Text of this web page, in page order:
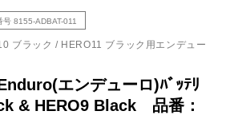
号 8155-ADBAT-011
ブラック / HERO11 ブラック用エンデュー
エンデューロ)ﾊﾞｯﾃﾘ
& HERO9 Black 品番：